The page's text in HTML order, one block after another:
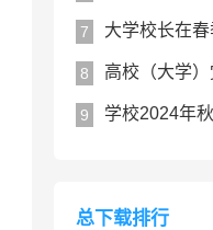
7 大学校长在
8 高校（大学）党委
9 学校2024年秋
总下载排行